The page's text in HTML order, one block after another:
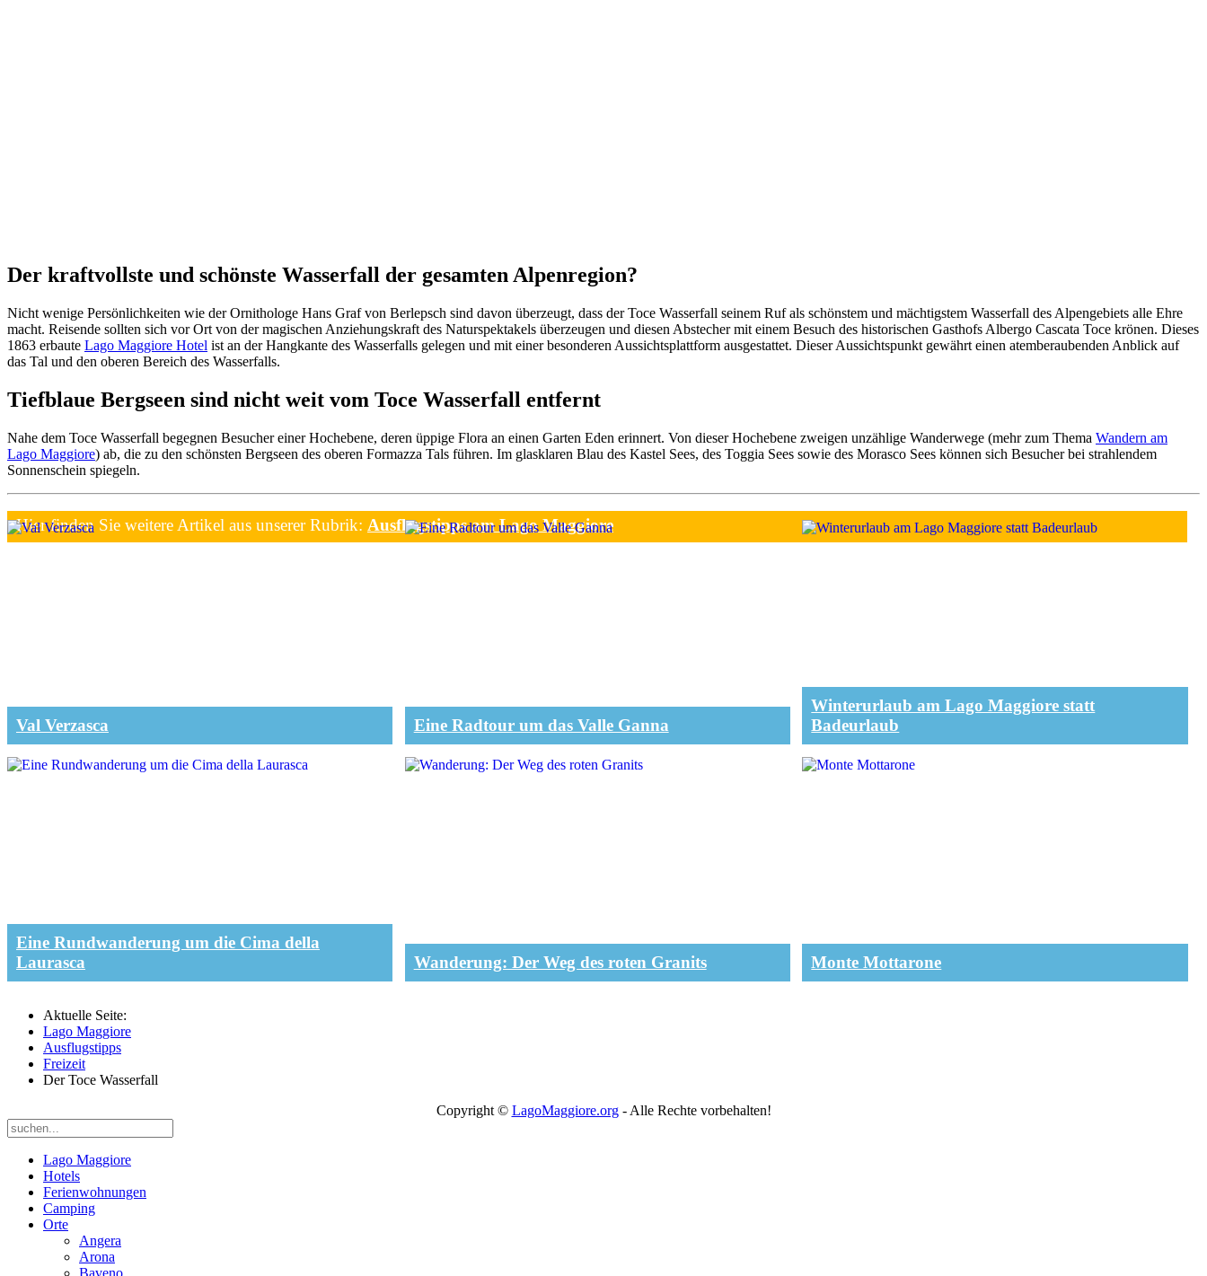
Der kraftvollste und schönste Wasserfall der gesamten Alpenregion?
Nicht wenige Persönlichkeiten wie der Ornithologe Hans Graf von Berlepsch sind davon überzeugt, dass der Toce Wasserfall seinem Ruf als schönstem und mächtigstem Wasserfall des Alpengebiets alle Ehre
macht. Reisende sollten sich vor Ort von der magischen Anziehungskraft des Naturspektakels überzeugen und diesen Abstecher mit einem Besuch des historischen Gasthofs Albergo Cascata Toce krönen. Dieses
1863 erbaute Lago Maggiore Hotel ist an der Hangkante des Wasserfalls gelegen und mit einer besonderen Aussichtsplattform ausgestattet. Dieser Aussichtspunkt gewährt einen atemberaubenden Anblick auf
das Tal und den oberen Bereich des Wasserfalls.
Tiefblaue Bergseen sind nicht weit vom Toce Wasserfall entfernt
Nahe dem Toce Wasserfall begegnen Besucher einer Hochebene, deren üppige Flora an einen Garten Eden erinnert. Von dieser Hochebene zweigen unzählige Wanderwege (mehr zum Thema Wandern am
Lago Maggiore) ab, die zu den schönsten Bergseen des oberen Formazza Tals führen. Im glasklaren Blau des Kastel Sees, des Toggia Sees sowie des Morasco Sees können sich Besucher bei strahlendem
Sonnenschein spiegeln.
Hier finden Sie weitere Artikel aus unserer Rubrik: Ausflugstipps am Lago Maggiore
Val Verzasca Eine Radtour um das Valle Ganna
Winterurlaub am Lago Maggiore statt
Badeurlaub
Eine Rundwanderung um die Cima della
Laurasca
Wanderung: Der Weg des roten Granits Monte Mottarone
Aktuelle Seite:
Lago Maggiore
Ausflugstipps
Freizeit
Der Toce Wasserfall
Copyright © LagoMaggiore.org- Alle Rechte vorbehalten!
Lago Maggiore
Hotels
Ferienwohnungen
Camping
Orte
Angera
Arona
Baveno